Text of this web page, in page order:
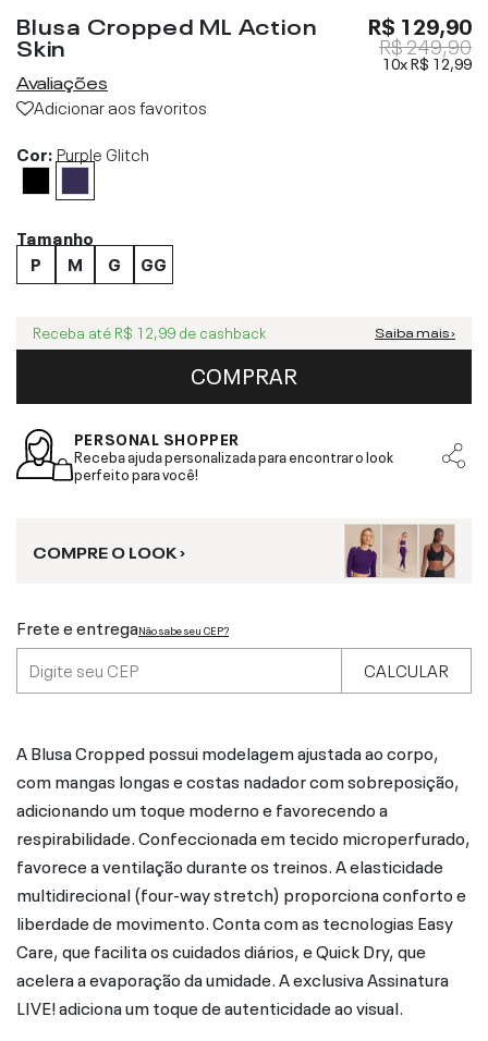
Blusa Cropped ML Action
Skin
Avaliações
Adicionar aos favoritos
R$ 129,90
R$ 249,90
10xR$ 12,99
Cor:Purple Glitch
Tamanho
P
M G GG
Receba até R$ 12,99 de cashback Saiba mais ›
COMPRAR
PERSONAL SHOPPER
Receba ajuda personalizada para encontrar o look
perfeito para você!
COMPRE O LOOK ›
Frete e entregaNão sabe seu CEP?
CALCULAR
A Blusa Cropped possui modelagem ajustada ao corpo,
com mangas longas e costas nadador com sobreposição,
adicionando um toque moderno e favorecendo a
respirabilidade. Confeccionada em tecido microperfurado,
favorece a ventilação durante os treinos. A elasticidade
multidirecional (four-way stretch) proporciona conforto e
liberdade de movimento. Conta com as tecnologias Easy
Care, que facilita os cuidados diários, e Quick Dry, que
acelera a evaporação da umidade. A exclusiva Assinatura
LIVE! adiciona um toque de autenticidade ao visual.